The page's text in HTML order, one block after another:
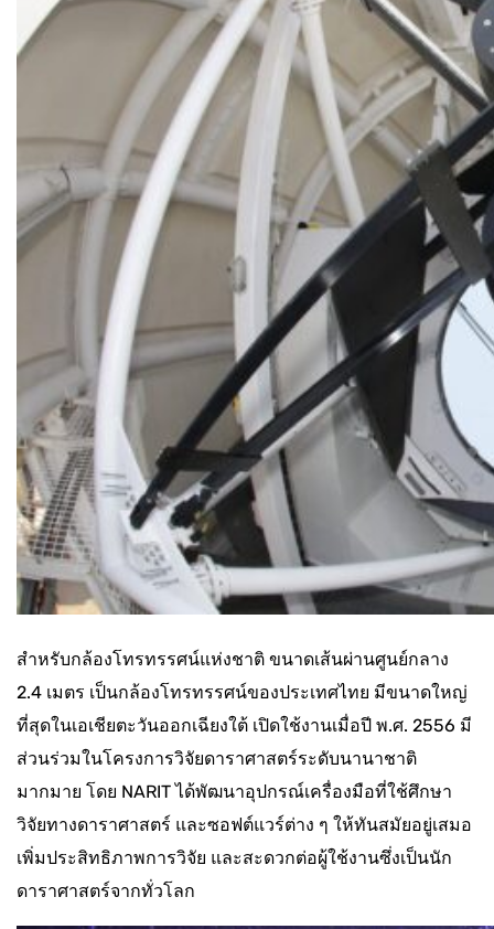
สำหรับกล้องโทรทรรศน์แห่งชาติ ขนาดเส้นผ่านศูนย์กลาง
2.4 เมตร เป็นกล้องโทรทรรศน์ของประเทศไทย มีขนาดใหญ่
ที่สุดในเอเชียตะวันออกเฉียงใต้ เปิดใช้งานเมื่อปี พ.ศ. 2556 มี
ส่วนร่วมในโครงการวิจัยดาราศาสตร์ระดับนานาชาติ
มากมาย โดย NARIT ได้พัฒนาอุปกรณ์เครื่องมือที่ใช้ศึกษา
วิจัยทางดาราศาสตร์ และซอฟต์แวร์ต่าง ๆ ให้ทันสมัยอยู่เสมอ
เพิ่มประสิทธิภาพการวิจัย และสะดวกต่อผู้ใช้งานซึ่งเป็นนัก
ดาราศาสตร์จากทั่วโลก